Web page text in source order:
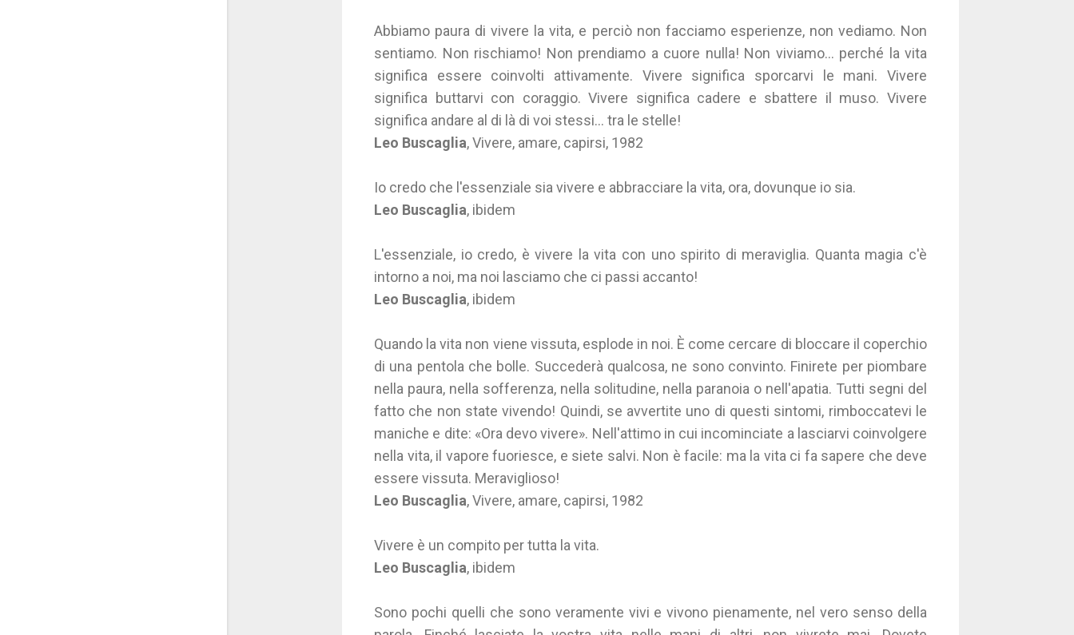
Abbiamo paura di vivere la vita, e perciò non facciamo esperienze, non vediamo. Non
sentiamo. Non rischiamo! Non prendiamo a cuore nulla! Non viviamo... perché la vita
significa essere coinvolti attivamente. Vivere significa sporcarvi le mani. Vivere
significa buttarvi con coraggio. Vivere significa cadere e sbattere il muso. Vivere
significa andare al di là di voi stessi... tra le stelle!
Leo Buscaglia, Vivere, amare, capirsi, 1982
Io credo che l'essenziale sia vivere e abbracciare la vita, ora, dovunque io sia.
Leo Buscaglia, ibidem
L'essenziale, io credo, è vivere la vita con uno spirito di meraviglia. Quanta magia c'è
intorno a noi, ma noi lasciamo che ci passi accanto!
Leo Buscaglia, ibidem
Quando la vita non viene vissuta, esplode in noi. È come cercare di bloccare il coperchio
di una pentola che bolle. Succederà qualcosa, ne sono convinto. Finirete per piombare
nella paura, nella sofferenza, nella solitudine, nella paranoia o nell'apatia. Tutti segni del
fatto che non state vivendo! Quindi, se avvertite uno di questi sintomi, rimboccatevi le
maniche e dite: «Ora devo vivere». Nell'attimo in cui incominciate a lasciarvi coinvolgere
nella vita, il vapore fuoriesce, e siete salvi. Non è facile: ma la vita ci fa sapere che deve
essere vissuta. Meraviglioso!
Leo Buscaglia, Vivere, amare, capirsi, 1982
Vivere è un compito per tutta la vita.
Leo Buscaglia, ibidem
Sono pochi quelli che sono veramente vivi e vivono pienamente, nel vero senso della